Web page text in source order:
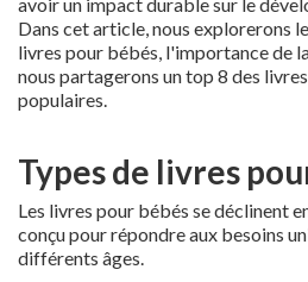
Dans cet article, nous explorerons
livres pour bébés, l'importance de
nous partagerons un top 8 des
populaires.
Types de livres
Les livres pour bébés se déclinent
conçu pour répondre aux besoins
différents âges.